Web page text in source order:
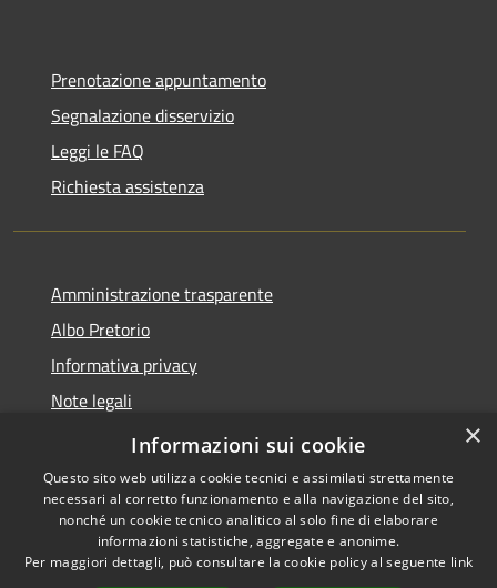
Prenotazione appuntamento
Segnalazione disservizio
Leggi le FAQ
Richiesta assistenza
Amministrazione trasparente
Albo Pretorio
Informativa privacy
Note legali
Dichiarazione di accessibilità
Accessibilità
Copyright © 2026 • Comune di
Godega di Sant'Urbano •
×
Informazioni sui cookie
Questo sito web utilizza cookie tecnici e assimilati strettamente
necessari al corretto funzionamento e alla navigazione del sito,
nonché un cookie tecnico analitico al solo fine di elaborare
informazioni statistiche, aggregate e anonime.
Per maggiori dettagli, può consultare la cookie policy al seguente link